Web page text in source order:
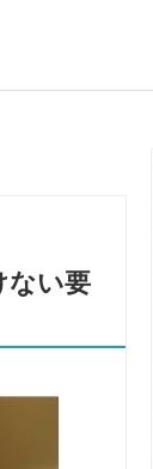
ない要